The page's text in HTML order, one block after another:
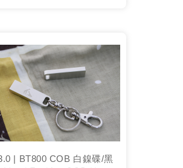
| BT800 COB 白鎳碟/黑